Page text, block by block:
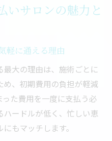
いサロンの魅力と
軽に通える理由
大の理由は、施術ごとに
、初期費用の負担が軽減
た費用を一度に支払う必
ードルが低く、忙しい恵
もマッチします。